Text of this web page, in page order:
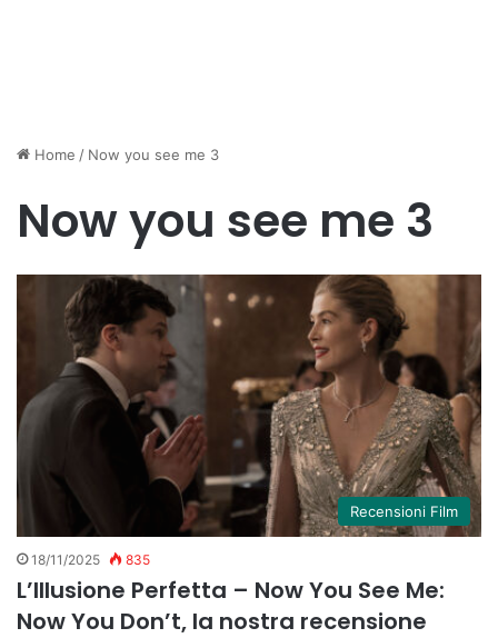
Home / Now you see me 3
Now you see me 3
Recensioni Film
18/11/2025 835
L’Illusione Perfetta – Now You See Me:
Now You Don’t, la nostra recensione